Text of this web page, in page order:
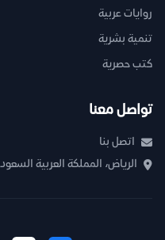
روايات عربية
تنمية بشرية
كتب حصرية
تواصل معنا
اتصل بنا
الرياض، المملكة العربية